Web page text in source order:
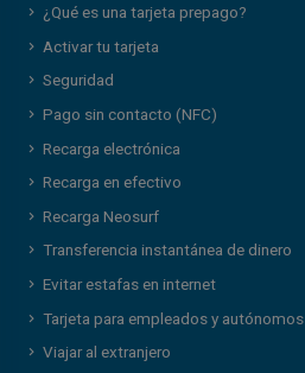
¿Qué es una tarjeta prepago?
Activar tu tarjeta
Seguridad
Pago sin contacto (NFC)
Recarga electrónica
Recarga en efectivo
Recarga Neosurf
Transferencia instantánea de dinero
Evitar estafas en internet
Tarjeta para empleados y autónomos
Viajar al extranjero